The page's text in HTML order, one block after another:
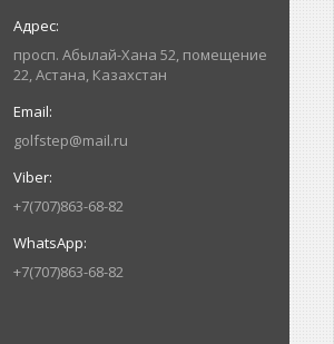
просп. Абылай-Хана 52, помещение
22, Астана, Казахстан
golfstep@mail.ru
+7(707)863-68-82
+7(707)863-68-82